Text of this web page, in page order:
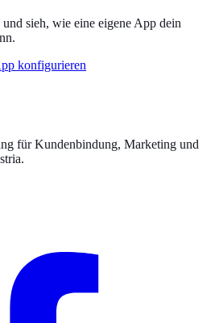
sieh, wie eine eigene App dein
konfigurieren
für Kundenbindung, Marketing und